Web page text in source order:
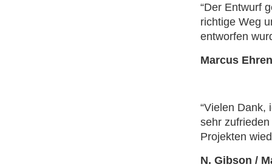
“Der Entwurf
richtige Weg
entworfen
Marcus
“Vielen
sehr
Projekten
N. Gibson /